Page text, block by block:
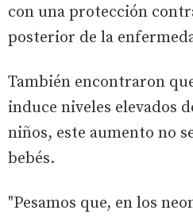
con una protección
posterior de la
También encontraron
induce niveles elevados
niños, este aumento no
bebés.
"Pesamos que, en los